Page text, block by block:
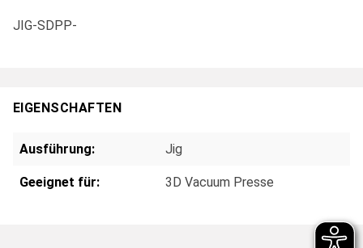
JIG-SDPP-
EIGENSCHAFTEN
Ausführung: Jig
Geeignet für: 3D Vacuum Presse